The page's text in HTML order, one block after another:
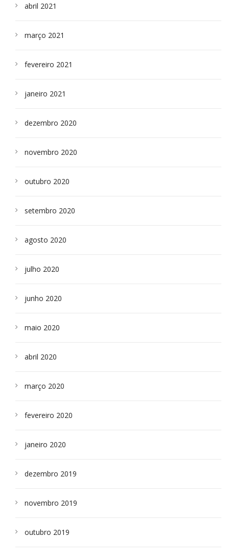
abril 2021
março 2021
fevereiro 2021
janeiro 2021
dezembro 2020
novembro 2020
outubro 2020
setembro 2020
agosto 2020
julho 2020
junho 2020
maio 2020
abril 2020
março 2020
fevereiro 2020
janeiro 2020
dezembro 2019
novembro 2019
outubro 2019